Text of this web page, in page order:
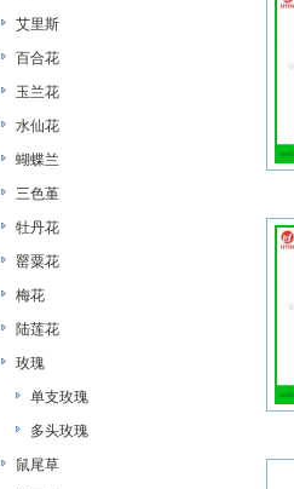
艾里斯
百合花
玉兰花
水仙花
蝴蝶兰
三色堇
牡丹花
罂粟花
梅花
陆莲花
玫瑰
单支玫瑰
多头玫瑰
鼠尾草